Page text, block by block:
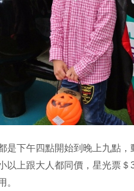
是下午四點開始到晚上九點
以上跟大人都同價，星光票
。